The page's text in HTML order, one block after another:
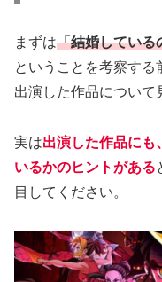
まずは「結婚している
ということを考察する
出演した作品について
実は出演した作品にも
いるかのヒントがある
目してください。